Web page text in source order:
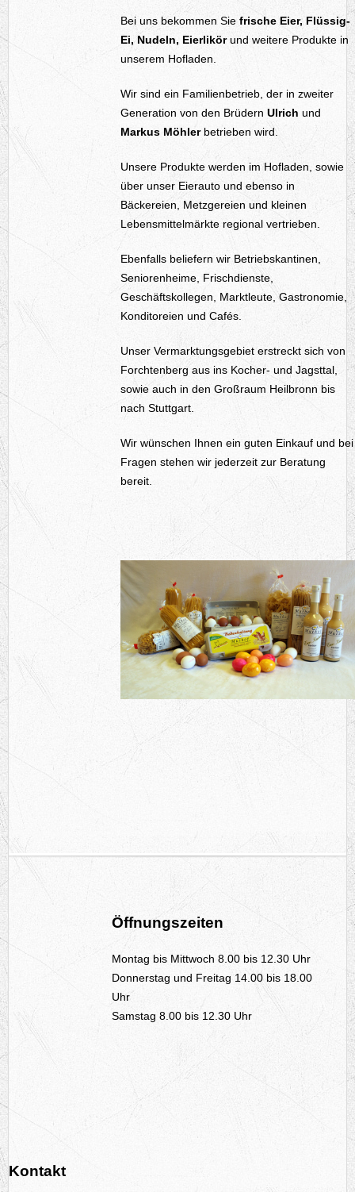
Bei uns bekommen Siefrische Eier, Flüssig-
Ei, Nudeln, Eierlikörund weitere Produkte in
unserem Hofladen.
Wir sind ein Familienbetrieb, der in zweiter
Generation von den BrüdernUlrich und
Markus Möhlerbetrieben wird.
Unsere Produkte werden im Hofladen, sowie
über unser Eierauto und ebenso in
Bäckereien, Metzgereien und kleinen
Lebensmittelmärkte regional vertrieben.
Ebenfalls beliefern wir Betriebskantinen,
Seniorenheime, Frischdienste,
Geschäftskollegen, Marktleute, Gastronomie,
Konditoreien und Cafés.
Unser Vermarktungsgebiet erstreckt sich von
Forchtenberg aus ins Kocher- und Jagsttal,
sowie auch in den Großraum Heilbronn bis
nach Stuttgart.
Wir wünschen Ihnen ein guten Einkauf und bei
Fragen stehen wir jederzeit zur Beratung
bereit.
Öffnungszeiten
Montag bis Mittwoch 8.00 bis 12.30 Uhr
Donnerstag und Freitag 14.00 bis 18.00
Uhr
Samstag 8.00 bis 12.30 Uhr
Kontakt